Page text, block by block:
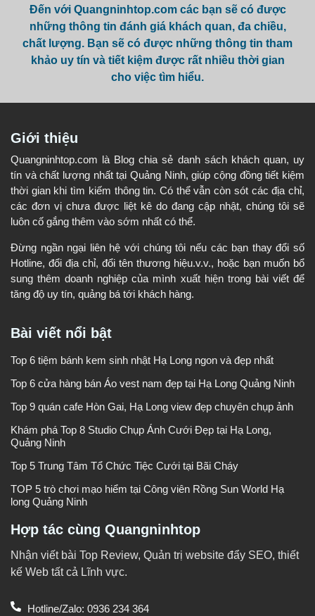
Đến với Quangninhtop.com các bạn sẽ có được
những thông tin đánh giá khách quan, đa chiều,
chất lượng. Bạn sẽ có được những thông tin tham
khảo uy tín và tiết kiệm được rất nhiều thời gian
cho việc tìm hiểu.
Giới thiệu
Quangninhtop.com là Blog chia sẻ danh sách khách quan, uy
tín và chất lượng nhất tại Quảng Ninh, giúp cộng đồng tiết kiệm
thời gian khi tìm kiếm thông tin. Có thể vẫn còn sót các địa chỉ,
các đơn vị chưa được liệt kê do đang cập nhật, chúng tôi sẽ
luôn cố gắng thêm vào sớm nhất có thể.
Đừng ngần ngại liên hệ với chúng tôi nếu các bạn thay đổi số
Hotline, đổi địa chỉ, đổi tên thương hiệu.v.v., hoặc bạn muốn bổ
sung thêm doanh nghiệp của mình xuất hiện trong bài viết để
tăng độ uy tín, quảng bá tới khách hàng.
Bài viết nổi bật
Top 6 tiệm bánh kem sinh nhật Hạ Long ngon và đẹp nhất
Top 6 cửa hàng bán Áo vest nam đẹp tại Hạ Long Quảng Ninh
Top 9 quán cafe Hòn Gai, Hạ Long view đẹp chuyên chụp ảnh
Khám phá Top 8 Studio Chụp Ảnh Cưới Đẹp tại Hạ Long,
Quảng Ninh
Top 5 Trung Tâm Tổ Chức Tiệc Cưới tại Bãi Cháy
TOP 5 trò chơi mạo hiểm tại Công viên Rồng Sun World Hạ
long Quảng Ninh
Hợp tác cùng Quangninhtop
Nhận viết bài Top Review, Quản trị website đẩy SEO, thiết
kế Web tất cả Lĩnh vực.
Hotline/Zalo: 0936 234 364